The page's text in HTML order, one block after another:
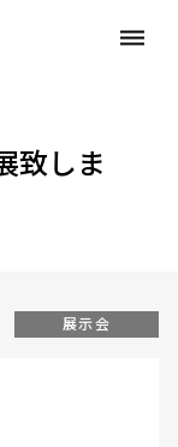
dehaze
致しま
展示会